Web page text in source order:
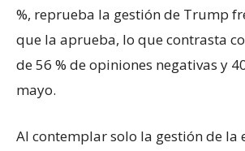
%, reprueba la gestión de Trump
que la aprueba, lo que contrasta
de 56 % de opiniones negativas y
mayo.
Al contemplar solo la gestión de la